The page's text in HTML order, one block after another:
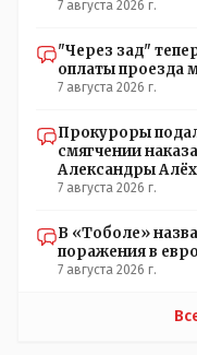
7 августа 2026 г.
"Через зад"
оплаты проезда
7 августа 2026 г.
Прокуроры
смягчении
Александры
7 августа 2026 г.
В «Тоболе»
поражения в
7 августа 2026 г.